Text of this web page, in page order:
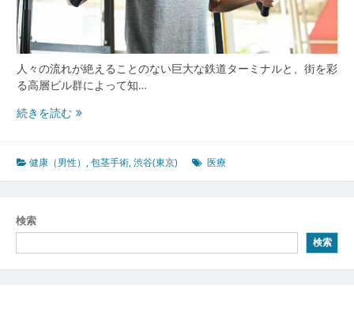
人々の流れが絶えることのない巨大な鉄道ターミナルと、街を彩
る高層ビル群によって知…
続きを読む渋
京
が
健康（男性） ,包茎手術,渋谷(東京) 医療
検索
検索